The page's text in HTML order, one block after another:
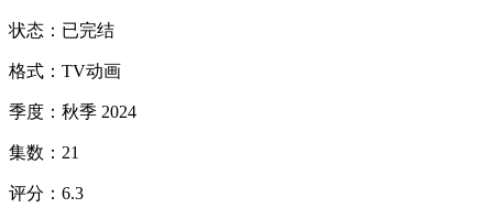
状态 ： 已完结
格式 ： TV动画
季度 ： 秋季 2024
集数 ： 21
评分 ： 6.3